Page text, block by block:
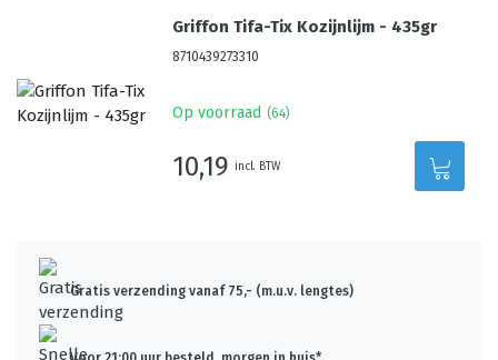
Griffon Tifa-Tix Kozijnlijm - 435gr
8710439273310
Op voorraad (64)
10,19 incl. BTW
Gratis verzending vanaf 75,- (m.u.v. lengtes)